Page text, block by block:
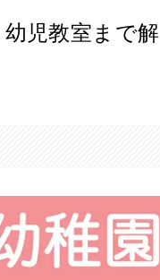
児教室まで解